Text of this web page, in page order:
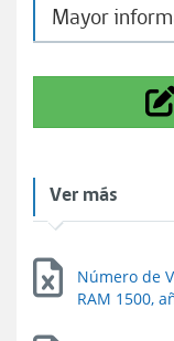
Mayor
Ver más
Número de
RAM 1500,